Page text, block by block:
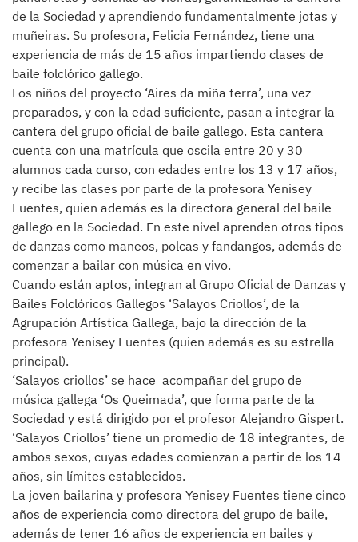
de la Sociedad y aprendiendo fundamentalmente jotas y
muñeiras. Su profesora, Felicia Fernández, tiene una
experiencia de más de 15 años impartiendo clases de
baile folclórico gallego.
Los niños del proyecto ‘Aires da miña terra’, una vez
preparados, y con la edad suficiente, pasan a integrar la
cantera del grupo oficial de baile gallego. Esta cantera
cuenta con una matrícula que oscila entre 20 y 30
alumnos cada curso, con edades entre los 13 y 17 años,
y recibe las clases por parte de la profesora Yenisey
Fuentes, quien además es la directora general del baile
gallego en la Sociedad. En este nivel aprenden otros tipos
de danzas como maneos, polcas y fandangos, además de
comenzar a bailar con música en vivo.
Cuando están aptos, integran al Grupo Oficial de Danzas y
Bailes Folclóricos Gallegos ‘Salayos Criollos’, de la
Agrupación Artística Gallega, bajo la dirección de la
profesora Yenisey Fuentes (quien además es su estrella
principal).
‘Salayos criollos’ se hace acompañar del grupo de
música gallega ‘Os Queimada’, que forma parte de la
Sociedad y está dirigido por el profesor Alejandro Gispert.
‘Salayos Criollos’ tiene un promedio de 18 integrantes, de
ambos sexos, cuyas edades comienzan a partir de los 14
años, sin límites establecidos.
La joven bailarina y profesora Yenisey Fuentes tiene cinco
años de experiencia como directora del grupo de baile,
además de tener 16 años de experiencia en bailes y